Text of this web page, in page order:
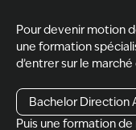
Pour devenir motion
une formation
d’entrer sur le
Bachelor Direction
Puis une formation